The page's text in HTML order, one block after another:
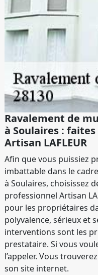
Ravalement de
à Soulaires :
Artisan LAFLEUR
Afin que vous puissiez
imbattable dans le
à Soulaires, choisissez
professionnel Artisan
pour les propriétaires
polyvalence, sérieux et
interventions sont les
prestataire. Si vous
l’appeler. Vous
son site internet.